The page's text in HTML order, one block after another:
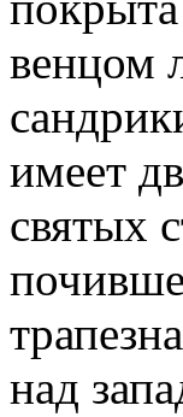
венцом
имеет
святых
над